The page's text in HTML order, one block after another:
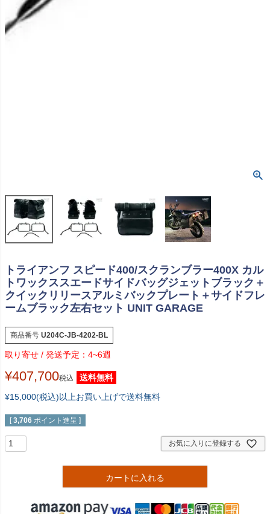
トライアンフ スピード400/スクランブラー400X カル
トワックススエードサイドバッグジェットブラック＋
クイックリリースアルミバックプレート＋サイドフレ
ームブラック左右セット UNIT GARAGE
商品番号 U204C-JB-4202-BL
4~6週
¥407,700税込
送料無料
¥15,000(税込)以上お買い上げで送料無料
[ 3,706 ポイント進呈 ]
お気に入りに登録する
カートに入れる